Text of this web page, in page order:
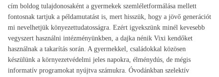
cím boldog tulajdonosaként a gyermekek szemléletformálása mellett
fontosnak tartjuk a példamutatást is, mert hisszük, hogy a jövő generációt
mi nevelhetjük könyezettudatosságra. Ezért igyekszünk minél kevesebb
vegyszert használni intézményünkben, a dajka nénik Vixi kendőket
használnak a takarítás során. A gyermekkel, családokkal közösen
készülünk a környezetvédelmi jeles napokra, élménydús, de mégis
informatív programokat nyújtva számukra. Óvodánkban szelektív